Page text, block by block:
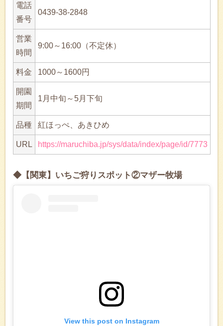
電話
番号
0439-38-2848
営業
時間
9:00～16:00（不定休）
料金 1000～1600円
開園
期間
1月中旬～5月下旬
品種 紅ほっぺ、あきひめ
URL https://maruchiba.jp/sys/data/index/page/id/7773
◆【関東】いちご狩りスポット②マザー牧場
View this post on Instagram